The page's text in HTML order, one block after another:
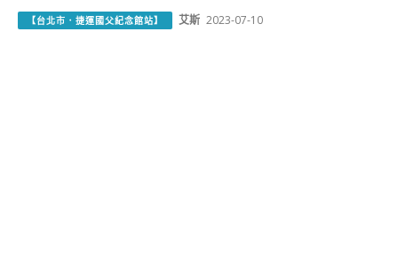
【台北市．捷運國父紀念館站】 艾斯 2023-07-10